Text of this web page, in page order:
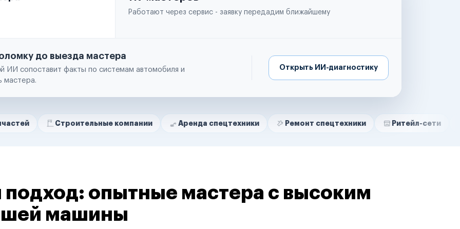
Работают через сервис - заявку передадим ближайшему
до выезда мастера
ИИ сопоставит факты по системам автомобиля и
мастера.
Открыть ИИ-диагностику
Строительные компании Аренда спецтехники Ремонт спецтехники Ритейл-сети
опытные мастера с высоким
машины